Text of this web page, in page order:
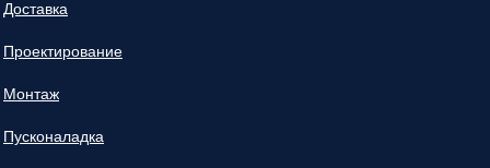
Доставка
Проектирование
Монтаж
Пусконаладка